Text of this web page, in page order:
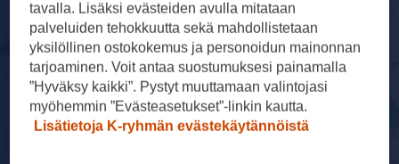
tavalla. Lisäksi evästeiden avulla mitataan
palveluiden tehokkuutta sekä mahdollistetaan
yksilöllinen ostokokemus ja personoidun mainonnan
tarjoaminen. Voit antaa suostumuksesi painamalla
”Hyväksy kaikki”. Pystyt muuttamaan valintojasi
myöhemmin ”Evästeasetukset”-linkin kautta.
Lisätietoja K-ryhmän evästekäytännöistä